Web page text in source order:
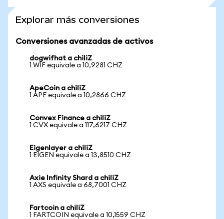
Explorar más conversiones
Conversiones avanzadas de activos
dogwifhat a chiliZ
1 WIF equivale a 10,9281 CHZ
ApeCoin a chiliZ
1 APE equivale a 10,2866 CHZ
Convex Finance a chiliZ
1 CVX equivale a 117,6217 CHZ
Eigenlayer a chiliZ
1 EIGEN equivale a 13,8510 CHZ
Axie Infinity Shard a chiliZ
1 AXS equivale a 68,7001 CHZ
Fartcoin a chiliZ
1 FARTCOIN equivale a 10,1559 CHZ